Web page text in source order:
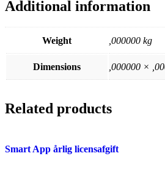
Additional information
Weight ,000000 kg
Dimensions ,000000 ×
Related products
Smart App årlig licensafgift